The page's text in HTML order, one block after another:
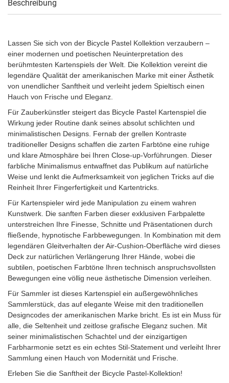
Beschreibung
Lassen Sie sich von der Bicycle Pastel Kollektion verzaubern –
einer modernen und poetischen Neuinterpretation des
berühmtesten Kartenspiels der Welt. Die Kollektion vereint die
legendäre Qualität der amerikanischen Marke mit einer Ästhetik
von unendlicher Sanftheit und verleiht jedem Spieltisch einen
Hauch von Frische und Eleganz.
Für Zauberkünstler steigert das Bicycle Pastel Kartenspiel die
Wirkung jeder Routine dank seines absolut schlichten und
minimalistischen Designs. Fernab der grellen Kontraste
traditioneller Designs schaffen die zarten Farbtöne eine ruhige
und klare Atmosphäre bei Ihren Close-up-Vorführungen. Dieser
farbliche Minimalismus entwaffnet das Publikum auf natürliche
Weise und lenkt die Aufmerksamkeit von jeglichen Tricks auf die
Reinheit Ihrer Fingerfertigkeit und Kartentricks.
Für Kartenspieler wird jede Manipulation zu einem wahren
Kunstwerk. Die sanften Farben dieser exklusiven Farbpalette
unterstreichen Ihre Finesse, Schnitte und Präsentationen durch
fließende, hypnotische Farbbewegungen. In Kombination mit dem
legendären Gleitverhalten der Air-Cushion-Oberfläche wird dieses
Deck zur natürlichen Verlängerung Ihrer Hände, wobei die
subtilen, poetischen Farbtöne Ihren technisch anspruchsvollsten
Bewegungen eine völlig neue ästhetische Dimension verleihen.
Für Sammler ist dieses Kartenspiel ein außergewöhnliches
Sammlerstück, das auf elegante Weise mit den traditionellen
Designcodes der amerikanischen Marke bricht. Es ist ein Muss für
alle, die Seltenheit und zeitlose grafische Eleganz suchen. Mit
seiner minimalistischen Schachtel und der einzigartigen
Farbharmonie setzt es ein echtes Stil-Statement und verleiht Ihrer
Sammlung einen Hauch von Modernität und Frische.
Erleben Sie die Sanftheit der Bicycle Pastel-Kollektion!